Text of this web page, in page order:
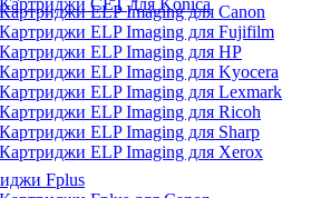
Картриджи CET для Konica
Картриджи ELP Imaging для Canon
Картриджи ELP Imaging для Fujifilm
Картриджи ELP Imaging для HP
Картриджи ELP Imaging для Kyocera
Картриджи ELP Imaging для Lexmark
Картриджи ELP Imaging для Ricoh
Картриджи ELP Imaging для Sharp
Картриджи ELP Imaging для Xerox
Fplus